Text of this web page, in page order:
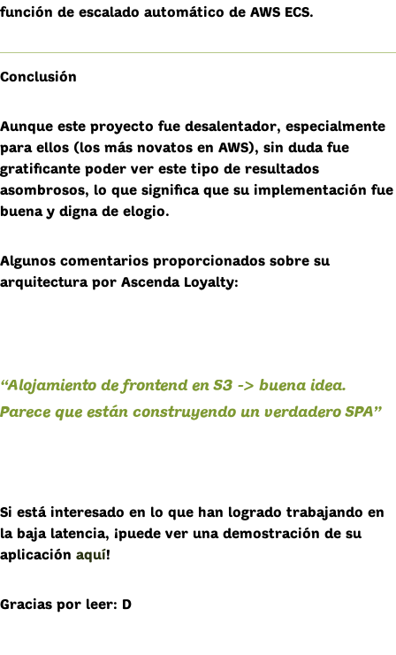
función de escalado automático de AWS ECS.
Conclusión
Aunque este proyecto fue desalentador, especialmente
para ellos (los más novatos en AWS), sin duda fue
gratificante poder ver este tipo de resultados
asombrosos, lo que significa que su implementación fue
buena y digna de elogio.
Algunos comentarios proporcionados sobre su
arquitectura por Ascenda Loyalty:
“Alojamiento de frontend en S3 -> buena idea.
Parece que están construyendo un verdadero SPA”
Si está interesado en lo que han logrado trabajando en
la baja latencia, ¡puede ver una demostración de su
aplicación aquí!
Gracias por leer: D